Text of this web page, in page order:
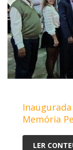
Inaugurada
Memória
LER